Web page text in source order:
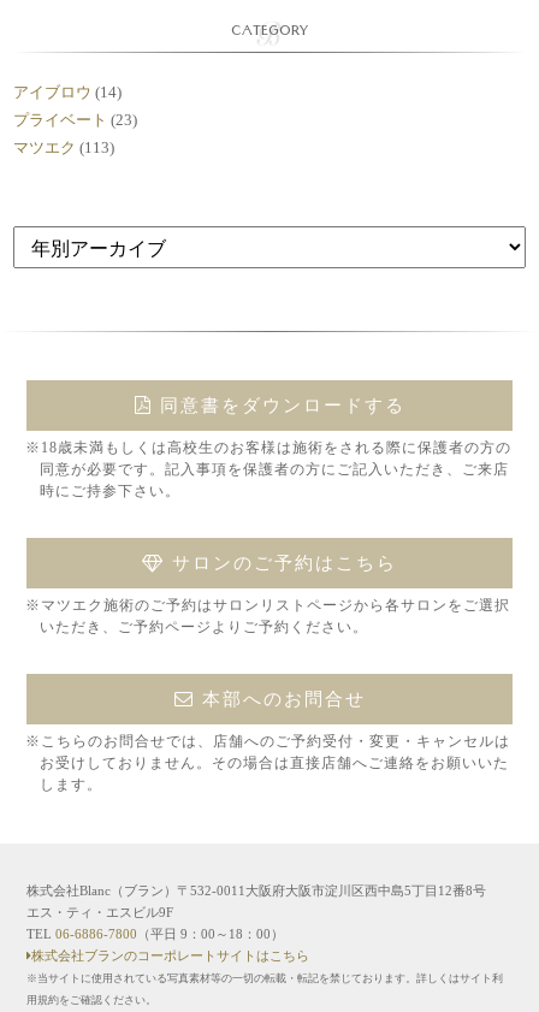
CATEGORY
アイブロウ (14)
プライベート (23)
マツエク (113)
同意書をダウンロードする
※18歳未満もしくは高校生のお客様は施術をされる際に保護者の方の
同意が必要です。記入事項を保護者の方にご記入いただき、ご来店
時にご持参下さい。
サロンのご予約はこちら
※マツエク施術のご予約はサロンリストページから各サロンをご選択
いただき、ご予約ページよりご予約ください。
本部へのお問合せ
※こちらのお問合せでは、店舗へのご予約受付・変更・キャンセルは
お受けしておりません。その場合は直接店舗へご連絡をお願いいた
します。
株式会社Blanc（ブラン）〒532-0011大阪府大阪市淀川区西中島5丁目12番8号
エス・ティ・エスビル9F
TEL06-6886-7800
（平日 9：00～18：00）
株式会社ブランのコーポレートサイトはこちら
※当サイトに使用されている写真素材等の一切の転載・転記を禁じております。詳しくはサイト利
用規約をご確認ください。